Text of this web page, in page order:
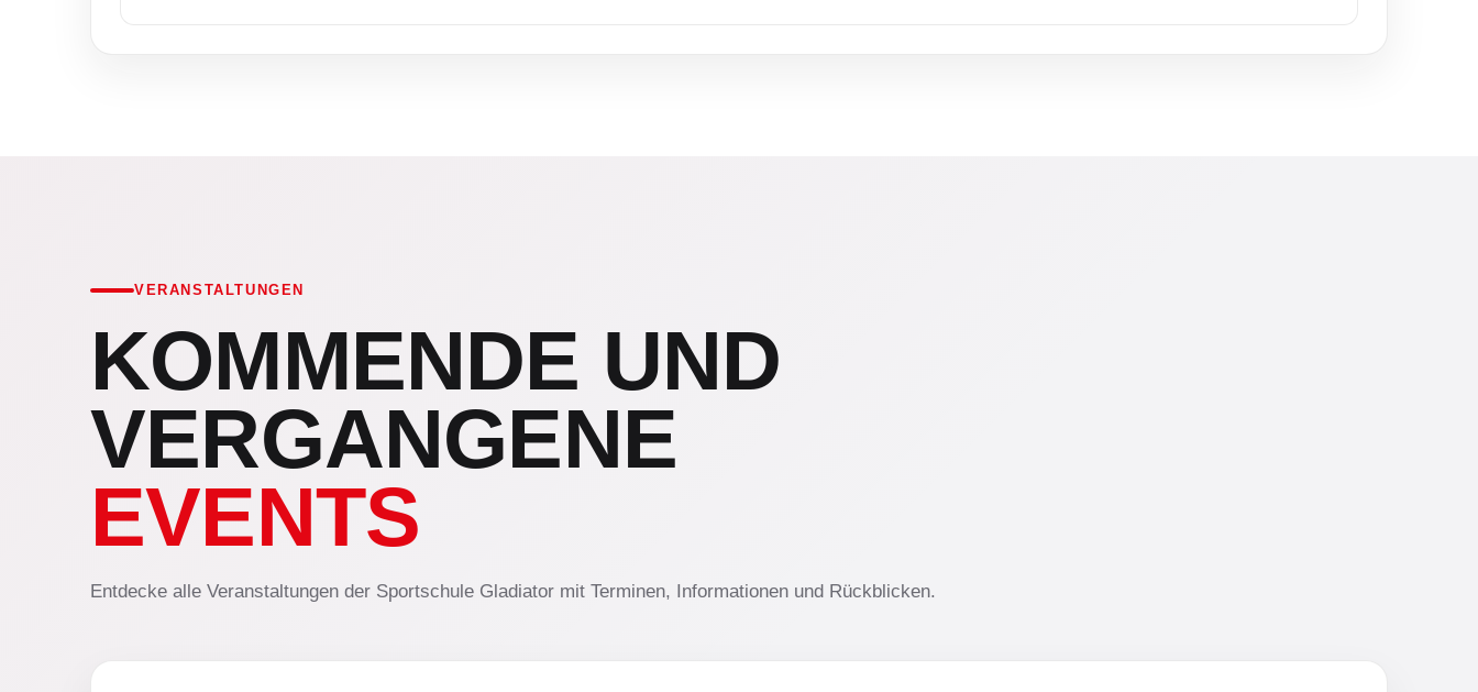
VERANSTALTUNGEN
KOMMENDE UND
VERGANGENE
EVENTS
Entdecke alle Veranstaltungen der Sportschule Gladiator mit Terminen, Informationen und Rückblicken.